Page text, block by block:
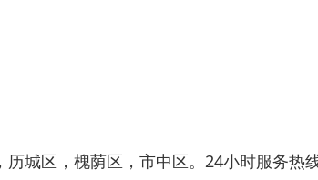
城区，槐荫区，市中区。24小时服务热